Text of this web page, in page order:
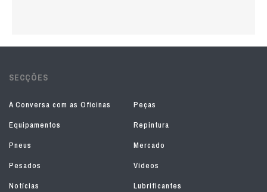
SECÇÕES
À Conversa com as Oficinas
Peças
Equipamentos
Repintura
Pneus
Mercado
Pesados
Vídeos
Notícias
Lubrificantes